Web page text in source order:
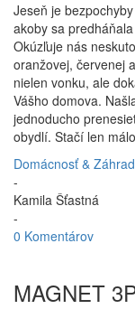
Jeseň je
akoby sa
Okúzľuje nás
oranžovej, červenej
nielen vonku, ale
Vášho domova.
jednoducho
obydlí. Stačí len
Domácnosť &
-
Kamila Šťastná
-
0 Komentárov
MAGNET